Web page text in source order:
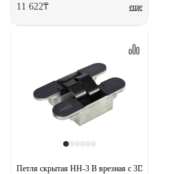
еще
11 622₸
Петля скрытая HH-3 B врезная с 3D-регулировкой